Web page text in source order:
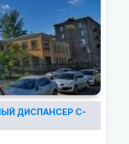
ДИСПАНСЕР С-